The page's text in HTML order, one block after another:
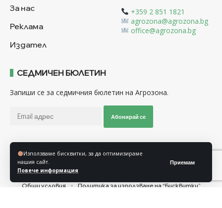
Използваме бисквитки, за да оптимизираме
нашия сайт.
Повече информация
Приемам
За нас
Реклама
Издател
+359 2 851 1821
agrozona@agrozona.bg
office@agrozona.bg
СЕДМИЧЕН БЮЛЕТИН
Запиши се за седмичния бюлетин на Агрозона.
Абонирай се
Последвайте ни
Общи условия
Политика за използване на “Бисквитки”